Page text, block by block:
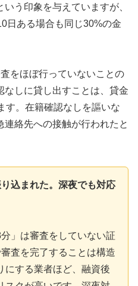
いう印象を与えていますが、
日ある場合も同じ30%の金
をほぼ行っていないことの
しに貸し出すことは、貸金
す。在籍確認なしを謳いな
絡先への接触が行われたと
込まれた。深夜でも対応
分」は審査をしていない証
査を完了することは構造
にする業者ほど、融資後